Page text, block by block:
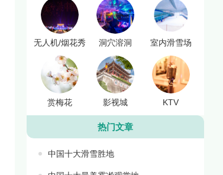
无人机/烟花秀 洞穴溶洞 室内滑雪场
赏梅花 影视城 KTV
热门文章
中国十大滑雪胜地